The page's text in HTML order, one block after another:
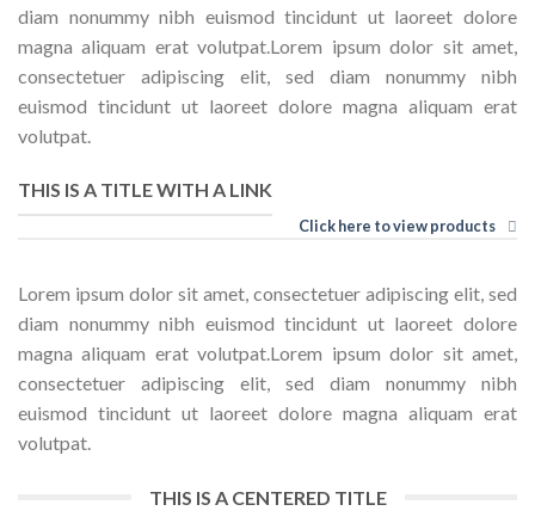
diam nonummy nibh euismod tincidunt ut laoreet dolore
magna aliquam erat volutpat.Lorem ipsum dolor sit amet,
consectetuer adipiscing elit, sed diam nonummy nibh
euismod tincidunt ut laoreet dolore magna aliquam erat
volutpat.
THIS IS A TITLE WITH A LINK
Click here to view products
Lorem ipsum dolor sit amet, consectetuer adipiscing elit, sed
diam nonummy nibh euismod tincidunt ut laoreet dolore
magna aliquam erat volutpat.Lorem ipsum dolor sit amet,
consectetuer adipiscing elit, sed diam nonummy nibh
euismod tincidunt ut laoreet dolore magna aliquam erat
volutpat.
THIS IS A CENTERED TITLE